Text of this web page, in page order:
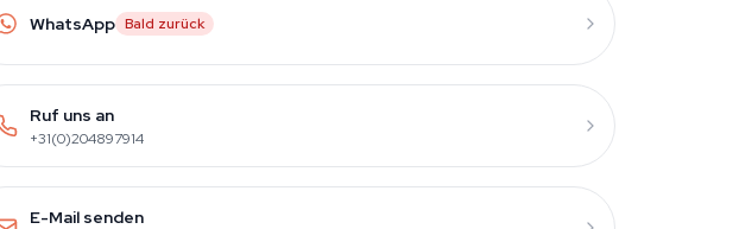
WhatsApp Bald zurück
Ruf uns an
+31(0)204897914
E-Mail senden